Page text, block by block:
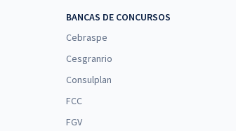
BANCAS DE CONCURSOS
Cebraspe
Cesgranrio
Consulplan
FCC
FGV